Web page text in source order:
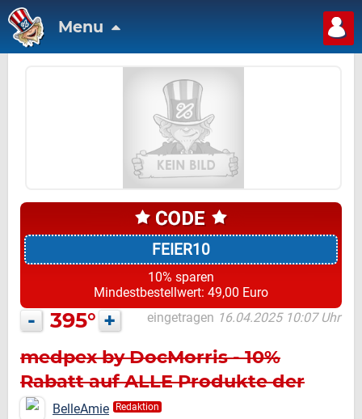
Menu
FEIER10
10% sparen
Mindestbestellwert: 49,00 Euro
- 395° + eingetragen 16.04.2025 10:07 Uhr
medpex by DocMorris - 10%
Rabatt auf ALLE Produkte der
Eigenmarke
BelleAmie Redaktion